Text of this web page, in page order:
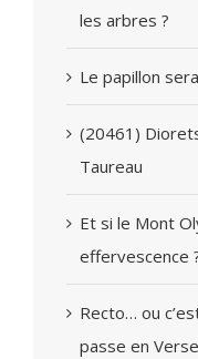
les arbres ?
Le papillon
(20461)
Taureau
Et si le Mont
effervescence
Recto… ou
passe en